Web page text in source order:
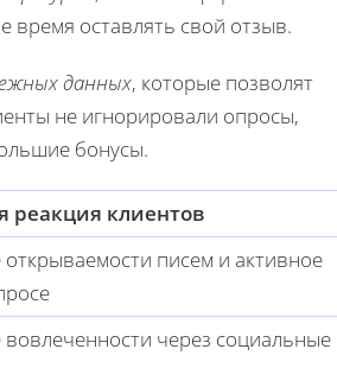
время оставлять свой отзыв.
данных, которые позволят
не игнорировали опросы,
бонусы.
реакция клиентов
писем и активное
через социальные